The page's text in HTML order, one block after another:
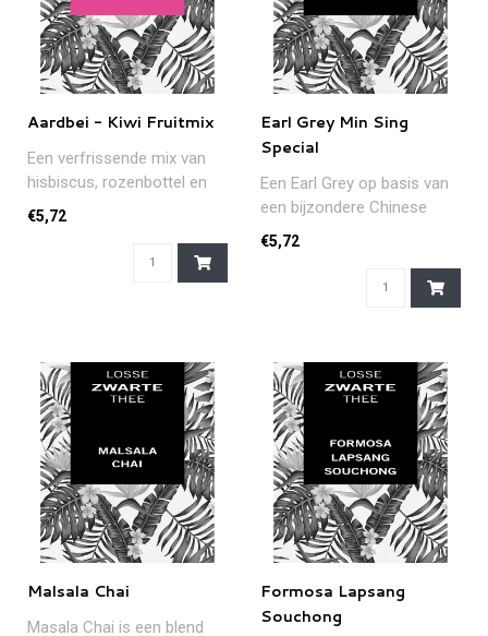
Aardbei - Kiwi Fruitmix
Een verfrissende mix van
hisbiscus, rozenbottel en
stukjes appel.
Gearomatiseerd..
€5,72
Earl Grey Min Sing
Special
Een Earl Grey op basis van
een bijzondere Chinese
thee en fijne olie uit de
berg..
€5,72
Malsala Chai
Masala Chai is een blend
Formosa Lapsang
Souchong